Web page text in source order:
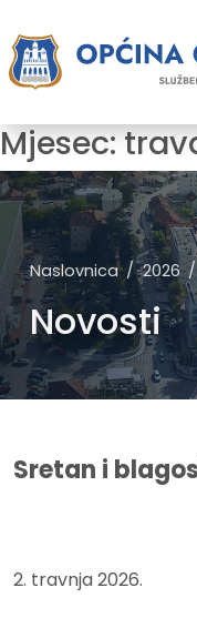
Mjesec:
Naslovnica 2026
Novosti
Sretan i
2. travnja 2026.